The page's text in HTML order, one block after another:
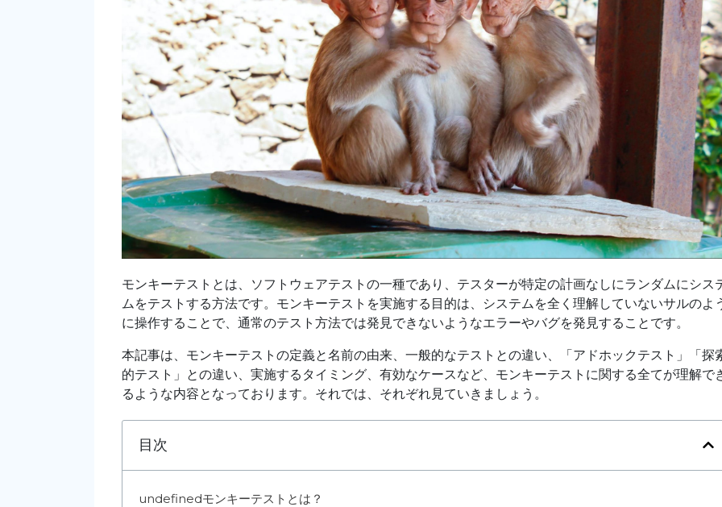
モンキーテストとは、ソフトウェアテストの一種であり、テスターが特定の計画なしにランダムにシス
ムをテストする方法です。モンキーテストを実施する目的は、システムを全く理解していないサルのよ
に操作することで、通常のテスト方法では発見できないようなエラーやバグを発見することです。
本記事は、モンキーテストの定義と名前の由来、一般的なテストとの違い、「アドホックテスト」「探
的テスト」との違い、実施するタイミング、有効なケースなど、モンキーテストに関する全てが理解で
るような内容となっております。それでは、それぞれ見ていきましょう。
目次
undefinedモンキーテストとは？